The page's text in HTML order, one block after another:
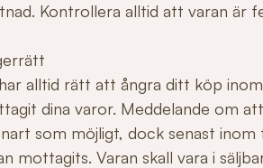
Kontrollera alltid att varan är
alltid rätt att ångra ditt köp
dina varor. Meddelande om
som möjligt, dock senast
mottagits. Varan skall vara i